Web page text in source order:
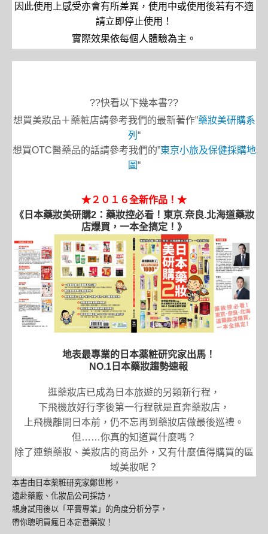
因此使用上感受亦會有所差異，使用中或使用後若有不適
請立即停止使用！
實際效果依每個人體驗為主。
??快看以下幾本書??
想買美妝品＋藥粧店請參考我們的最新著作”藥妝美研購系
列 “
想買OTC醫藥品的話請參考我們的”東京小旅及保健採購地
圖“
★２０１６全新作品！★
《日本藥妝美研購2：藥妝控必看！東京.奈良.北海道藥妝
店爆買，一本全搞定！》
地表最專業的日本薬粧研究家出馬！
NO.1日本藥妝趨勢速報
逛藥妝店已成為日本旅遊的另類新行程，
下飛機放好行李後第一行程就是直奔藥妝店，
上飛機離開日本前，仍不忘再到藥妝店做最後巡禮。
但……你真的知道買什麼嗎？
除了連鎖藥妝、美妝店的商品外，又有什麼值得購買的區
域美妝呢？
本書由日本薬粧研究家鄭世彬，
遠赴藥廠、化妝品公司採訪，
親身試用後以「平實專業」的角度分析分享，
帶你聰明買瘋日本定番藥妝！